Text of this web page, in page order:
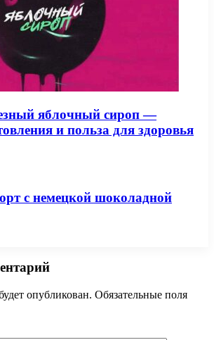
яблочный сироп —
и польза для здоровья
с немецкой шоколадной
опубликован. Обязательные поля